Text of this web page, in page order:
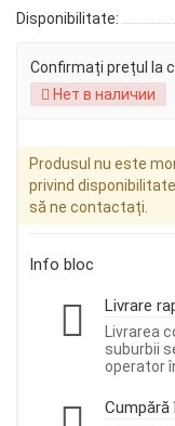
Disponibilitate:
Confirmați prețul la
Нет в наличии
Produsul nu este
privind
să ne contactați.
Info bloc
Livrare
Livrarea
suburbii
operator
Cumpără